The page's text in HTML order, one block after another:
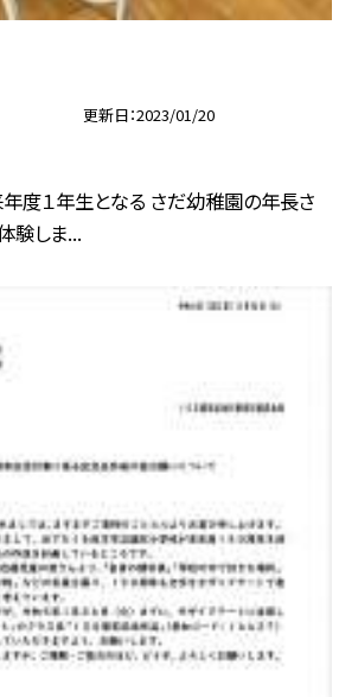
更新日 2023/01/20
年度１年生となる さだ幼稚園の年長さ
験しま...